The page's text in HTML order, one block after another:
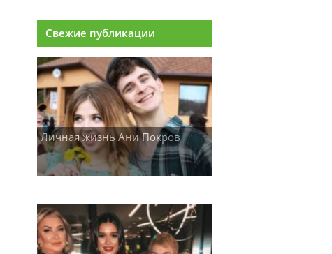
Свежие публикации
Личная жизнь Ани Покров